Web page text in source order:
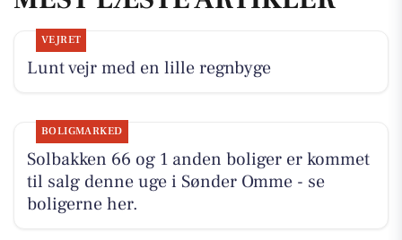
VEJRET
Lunt vejr med en lille regnbyge
BOLIGMARKED
Solbakken 66 og 1 anden boliger er kommet
til salg denne uge i Sønder Omme - se
boligerne her.